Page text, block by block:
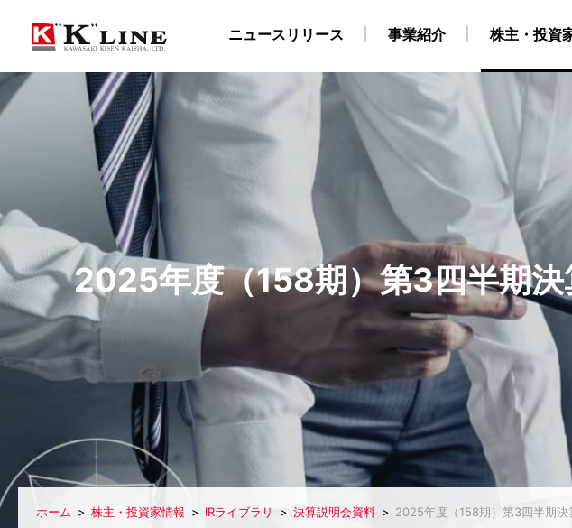
2025年度（158期）第3四半期
ホーム 株主・投資家情報 IRライブラリ 決算説明会資料 2025年度（158期）第3四半期
ニュースリリース
事業紹介
ドライバルク船事業 自動車船事業 LNG船事業 CCS事業 原油
物流事業
ターミナル事業 ISO9001認証取得について
事業紹介
株主・投資家情報
経営方針 IRライブラリ 財務・業績データ 株式・株主情報 IRカ
免責事項
IRメール配信サービス
株主・投資
サステナビリティ
社長メッセージ “K” LINEグループのサステナビリティ経営 外部からの評
サステナビリティレポート/ESGデータブック
ESGデータ 対照表・イ
企業情報
企業理念 社長ごあいさつ 会社概要 所在地 グループ会社・海外拠
採用情報
陸上職・海上職 新卒採用情報（船員教育機関学生・自社養成コース）
川崎汽船グループ 採用情報
陸上職 キャリア採用情報